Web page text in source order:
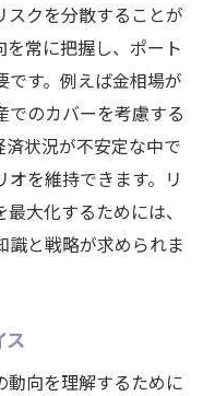
スクを分散することが
常に把握し、ポート
です。例えば金相場が
でのカバーを考慮する
状況が不安定な中で
を維持できます。リ
大化するためには、
識と戦略が求められま
ス
動向を理解するために